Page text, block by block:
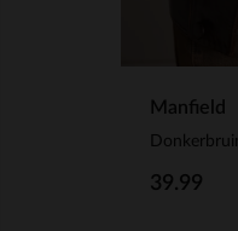
Manfield
39.99